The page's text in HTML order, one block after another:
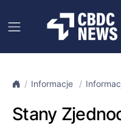
Informacje
Stany